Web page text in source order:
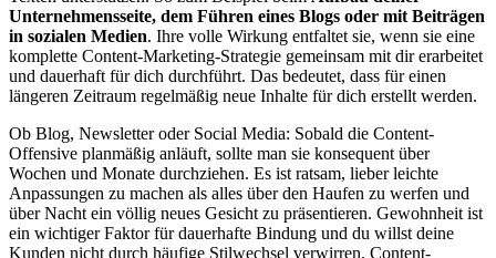
Unternehmensseite, dem Führen eines Blogs oder mit Beiträgen
in sozialen Medien. Ihre volle Wirkung entfaltet sie, wenn sie eine
komplette Content-Marketing-Strategie gemeinsam mit dir erarbeitet
und dauerhaft für dich durchführt. Das bedeutet, dass für einen
längeren Zeitraum regelmäßig neue Inhalte für dich erstellt werden.
Ob Blog, Newsletter oder Social Media: Sobald die Content-
Offensive planmäßig anläuft, sollte man sie konsequent über
Wochen und Monate durchziehen. Es ist ratsam, lieber leichte
Anpassungen zu machen als alles über den Haufen zu werfen und
über Nacht ein völlig neues Gesicht zu präsentieren. Gewohnheit ist
ein wichtiger Faktor für dauerhafte Bindung und du willst deine
Kunden nicht durch häufige Stilwechsel verwirren. Content-